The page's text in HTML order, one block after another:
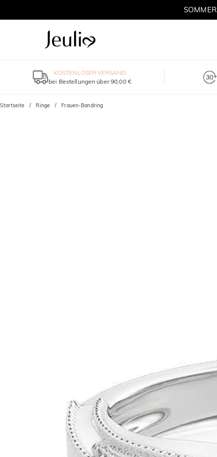
KOSTENLOSER VERSAND
bei Bestellungen über 90,00 €
Startseite Ringe Frauen-Bandring